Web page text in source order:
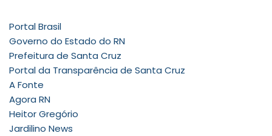
Portal Brasil
Governo do Estado do RN
Prefeitura de Santa Cruz
Portal da Transparência de Santa Cruz
A Fonte
Agora RN
Heitor Gregório
Jardilino News